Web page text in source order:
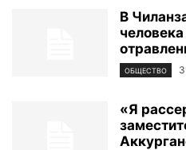
В
ОБЩЕСТВО
«Я